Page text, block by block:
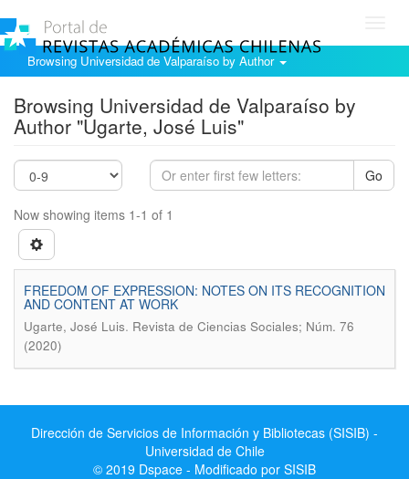
Browsing Universidad de Valparaíso by Author
Browsing Universidad de Valparaíso by
Author "Ugarte, José Luis"
Go
Now showing items 1-1 of 1
FREEDOM OF EXPRESSION: NOTES ON ITS RECOGNITION
AND CONTENT AT WORK
Ugarte, José Luis. Revista de Ciencias Sociales; Núm. 76
(2020)
Dirección de Servicios de Información y Bibliotecas (SISIB) -
Universidad de Chile
© 2019 Dspace - Modificado por SISIB